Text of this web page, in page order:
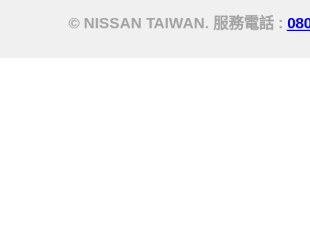
© NISSAN TAIWAN. 服務電話 :